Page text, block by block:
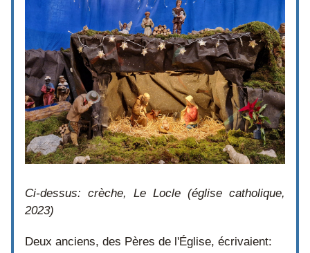
Ci-dessus: crèche, Le Locle (église catholique,
2023)
Deux anciens, des Pères de l'Église, écrivaient: